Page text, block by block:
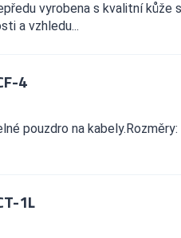
vyrobena s kvalitní kůže s
a vzhledu...
4
pouzdro na
1L